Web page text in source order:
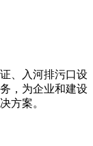
、入河排污口设
，为企业和建设
方案。